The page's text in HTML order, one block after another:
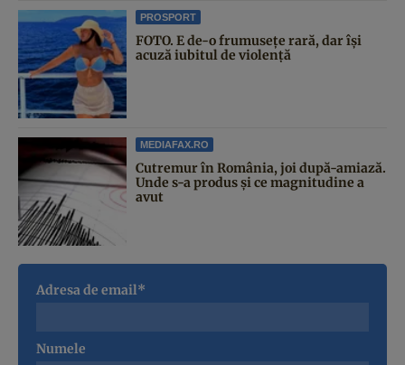
PROSPORT
FOTO. E de-o frumusețe rară, dar își
acuză iubitul de violență
MEDIAFAX.RO
Cutremur în România, joi după-amiază.
Unde s-a produs și ce magnitudine a
avut
Adresa de email*
Numele